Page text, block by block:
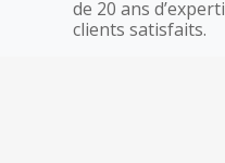
de 20 ans
clients satisfaits.